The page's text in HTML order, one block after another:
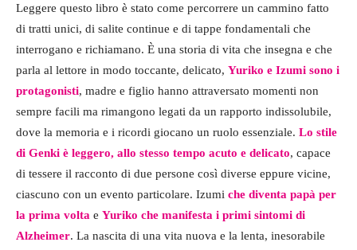
Leggere questo libro è stato come percorrere un cammino fatto
di tratti unici, di salite continue e di tappe fondamentali che
interrogano e richiamano. È una storia di vita che insegna e che
parla al lettore in modo toccante, delicato, Yuriko e Izumi sono i
protagonisti, madre e figlio hanno attraversato momenti non
sempre facili ma rimangono legati da un rapporto indissolubile,
dove la memoria e i ricordi giocano un ruolo essenziale. Lo stile
di Genki è leggero, allo stesso tempo acuto e delicato, capace
di tessere il racconto di due persone così diverse eppure vicine,
ciascuno con un evento particolare. Izumi che diventa papà per
la prima volta e Yuriko che manifesta i primi sintomi di
Alzheimer. La nascita di una vita nuova e la lenta, inesorabile